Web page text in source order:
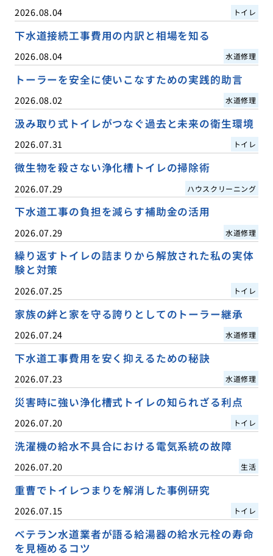
2026.08.04 トイレ
下水道接続工事費用の内訳と相場を知る
2026.08.04 水道修理
トーラーを安全に使いこなすための実践的助言
2026.08.02 水道修理
汲み取り式トイレがつなぐ過去と未来の衛生環境
2026.07.31 トイレ
微生物を殺さない浄化槽トイレの掃除術
2026.07.29 ハウスクリーニング
下水道工事の負担を減らす補助金の活用
2026.07.29 水道修理
繰り返すトイレの詰まりから解放された私の実体
験と対策
2026.07.25 トイレ
家族の絆と家を守る誇りとしてのトーラー継承
2026.07.24 水道修理
下水道工事費用を安く抑えるための秘訣
2026.07.23 水道修理
災害時に強い浄化槽式トイレの知られざる利点
2026.07.20 トイレ
洗濯機の給水不具合における電気系統の故障
2026.07.20 生活
重曹でトイレつまりを解消した事例研究
2026.07.15 トイレ
ベテラン水道業者が語る給湯器の給水元栓の寿命
を見極めるコツ